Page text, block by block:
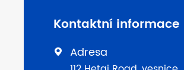
Kontaktní informace
 Adresa